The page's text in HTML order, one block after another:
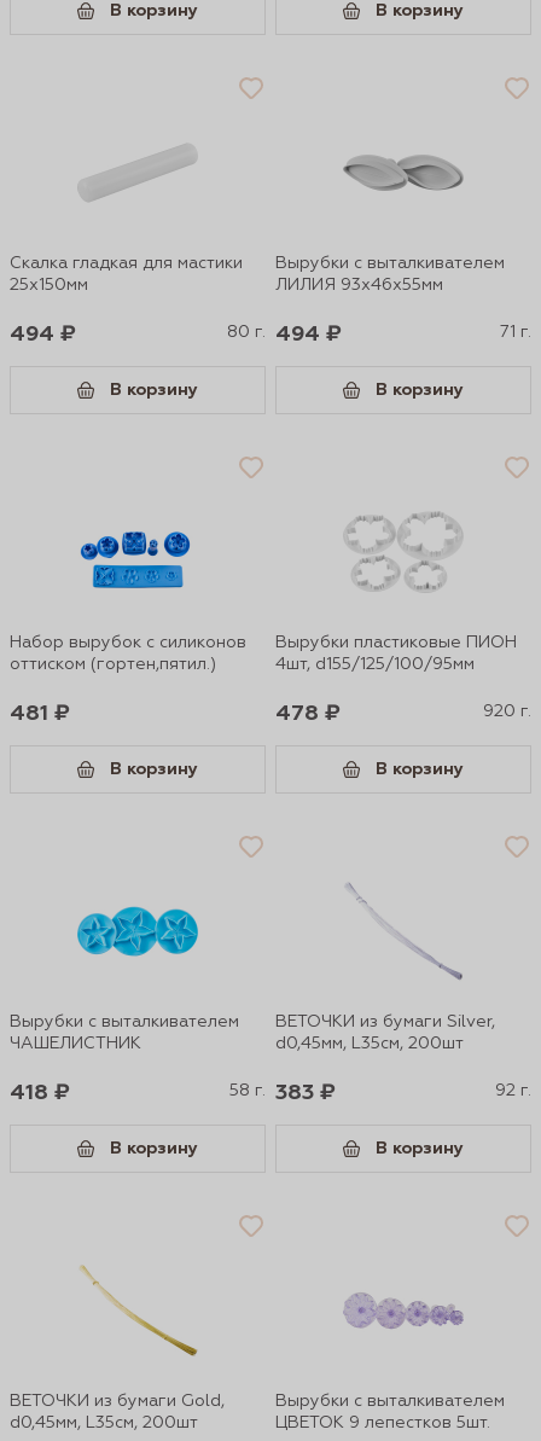
В корзину В корзину
Скалка гладкая для мастики
25х150мм
494 ₽ 80 г.
В корзину
Вырубки с выталкивателем
ЛИЛИЯ 93х46х55мм
494 ₽ 71 г.
В корзину
Набор вырубок с силиконов
оттиском (гортен,пятил.)
481 ₽
В корзину
Вырубки пластиковые ПИОН
4шт, d155/125/100/95мм
478 ₽ 920 г.
В корзину
Вырубки с выталкивателем
ЧАШЕЛИСТНИК
418 ₽ 58 г.
В корзину
ВЕТОЧКИ из бумаги Silver,
d0,45мм, L35см, 200шт
383 ₽ 92 г.
В корзину
ВЕТОЧКИ из бумаги Gold,
d0,45мм, L35см, 200шт
Вырубки с выталкивателем
ЦВЕТОК 9 лепестков 5шт.